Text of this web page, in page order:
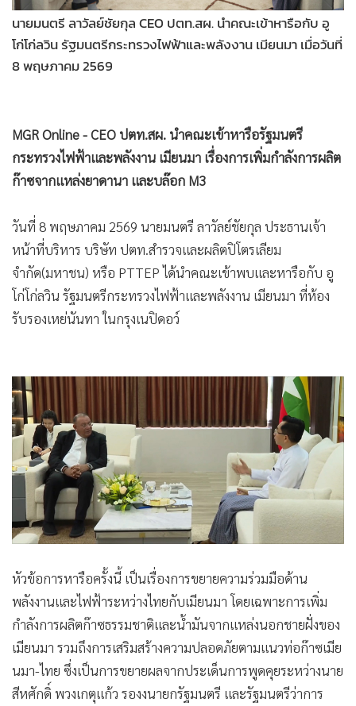
• ท่องเที่ยว
• กีฬา
• ต่างประเทศ
• จีน
• ชุมชน-คุณภาพชีวิต
• อาชญากรรม
Motoring
• เกม
วิทยาศาสตร์
• SMEs
•
• Celeb Online
• Factcheck
• ญี่ปุ่น
• News1
Gotomanager
โก่โก่ลวิน รัฐมนตรีกระทรวงไฟฟ้าและพลังงาน เมียนมา เมื่อวันที่
8 พฤษภาคม 2569
MGR Online - CEO ปตท.สผ. นำคณะเข้าหารือรัฐมนตรี
กระทรวงไฟฟ้าและพลังงาน เมียนมา เรื่องการเพิ่มกำลังการผลิต
ก๊าซจากแหล่งยาดานา และบล๊อก M3
วันที่ 8 พฤษภาคม 2569 นายมนตรี ลาวัลย์ชัยกุล ประธานเจ้า
โก่โก่ลวิน รัฐมนตรีกระทรวงไฟฟ้าและพลังงาน เมียนมา ที่ห้อง
รับรองเหย่นันทา ในกรุงเนปิดอว์
หัวข้อการหารือครั้งนี้ เป็นเรื่องการขยายความร่วมมือด้าน
พลังงานและไฟฟ้าระหว่างไทยกับเมียนมา โดยเฉพาะการเพิ่ม